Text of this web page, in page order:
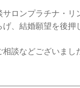
ロンプラチナ・
、結婚願望を後
相談などございま